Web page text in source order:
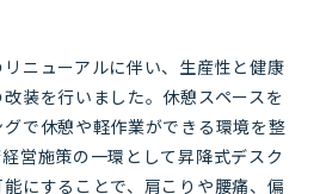
ニューアルに伴い、生産性と健康
装を行いました。休憩スペースを
で休憩や軽作業ができる環境を整
営施策の一環として昇降式デスク
にすることで、肩こりや腰痛、偏